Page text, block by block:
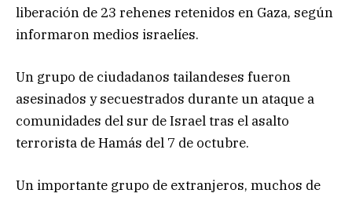
liberación de 23 rehenes retenidos en Gaza, según
informaron medios israelíes.
Un grupo de ciudadanos tailandeses fueron
asesinados y secuestrados durante un ataque a
comunidades del sur de Israel tras el asalto
terrorista de Hamás del 7 de octubre.
Un importante grupo de extranjeros, muchos de